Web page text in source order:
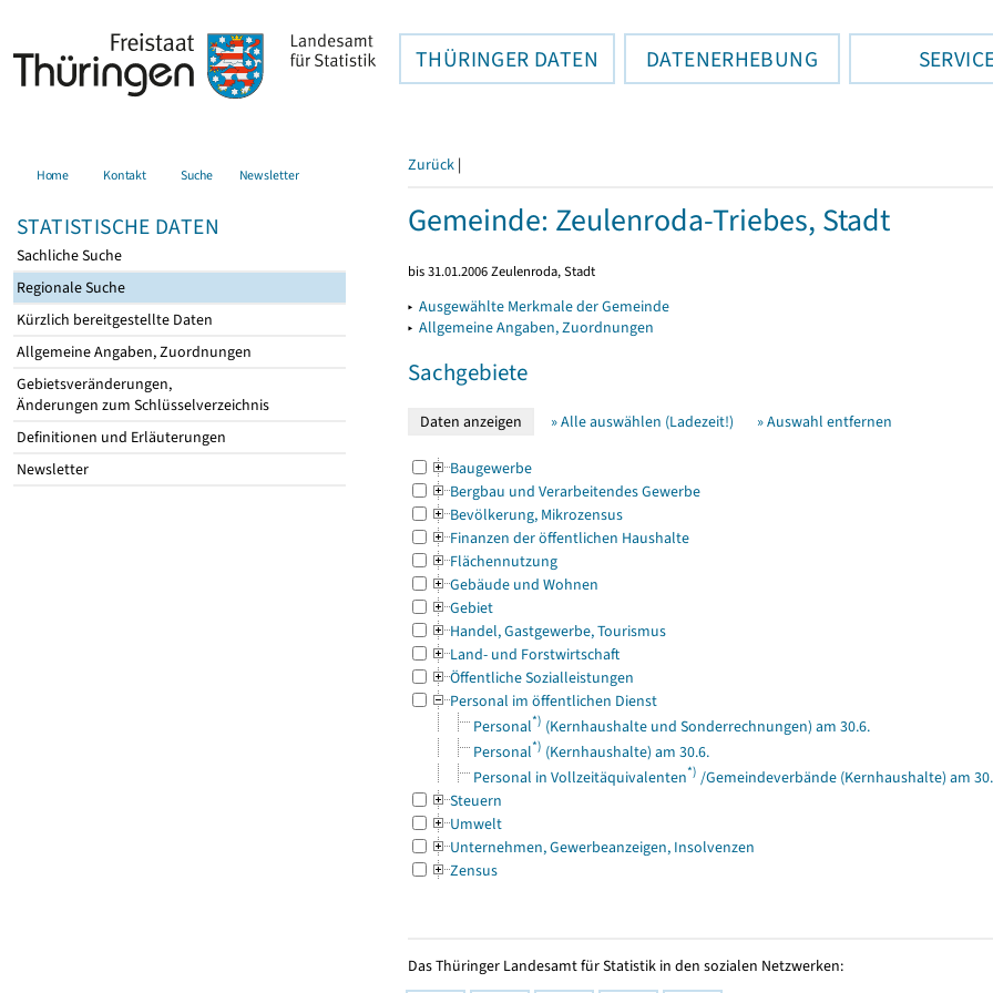
THÜRINGER DATEN DATENERHEBUNG
Home Kontakt Suche Newsletter
STATISTISCHE DATEN
Sachliche Suche
Regionale Suche
Kürzlich bereitgestellte Daten
Allgemeine Angaben, Zuordnungen
Gebietsveränderungen,
Änderungen zum Schlüsselverzeichnis
Definitionen und Erläuterungen
Newsletter
Zurück |
Gemeinde: Zeulenroda-Triebes, Stadt
bis 31.01.2006 Zeulenroda, Stadt
▸ Ausgewählte Merkmale der Gemeinde
▸ Allgemeine Angaben, Zuordnungen
Sachgebiete
» Alle auswählen (Ladezeit!) » Auswahl entfernen
Baugewerbe
Bergbau und Verarbeitendes Gewerbe
Bevölkerung, Mikrozensus
Finanzen der öffentlichen Haushalte
Flächennutzung
Gebäude und Wohnen
Gebiet
Handel, Gastgewerbe, Tourismus
Land- und Forstwirtschaft
Öffentliche Sozialleistungen
Personal im öffentlichen Dienst
Personal*) (Kernhaushalte und Sonderrechnungen) am 30.6.
Personal*) (Kernhaushalte) am 30.6.
Personal in Vollzeitäquivalenten*) /Gemeindeverbände (Kernhaushalte) am
Steuern
Umwelt
Unternehmen, Gewerbeanzeigen, Insolvenzen
Zensus
Das Thüringer Landesamt für Statistik in den sozialen Netzwerken: